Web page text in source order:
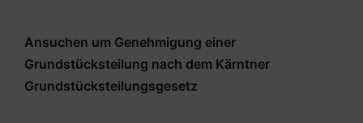
Ansuchen um Genehmigung einer
Grundstücksteilung nach dem Kärntner
Grundstücksteilungsgesetz